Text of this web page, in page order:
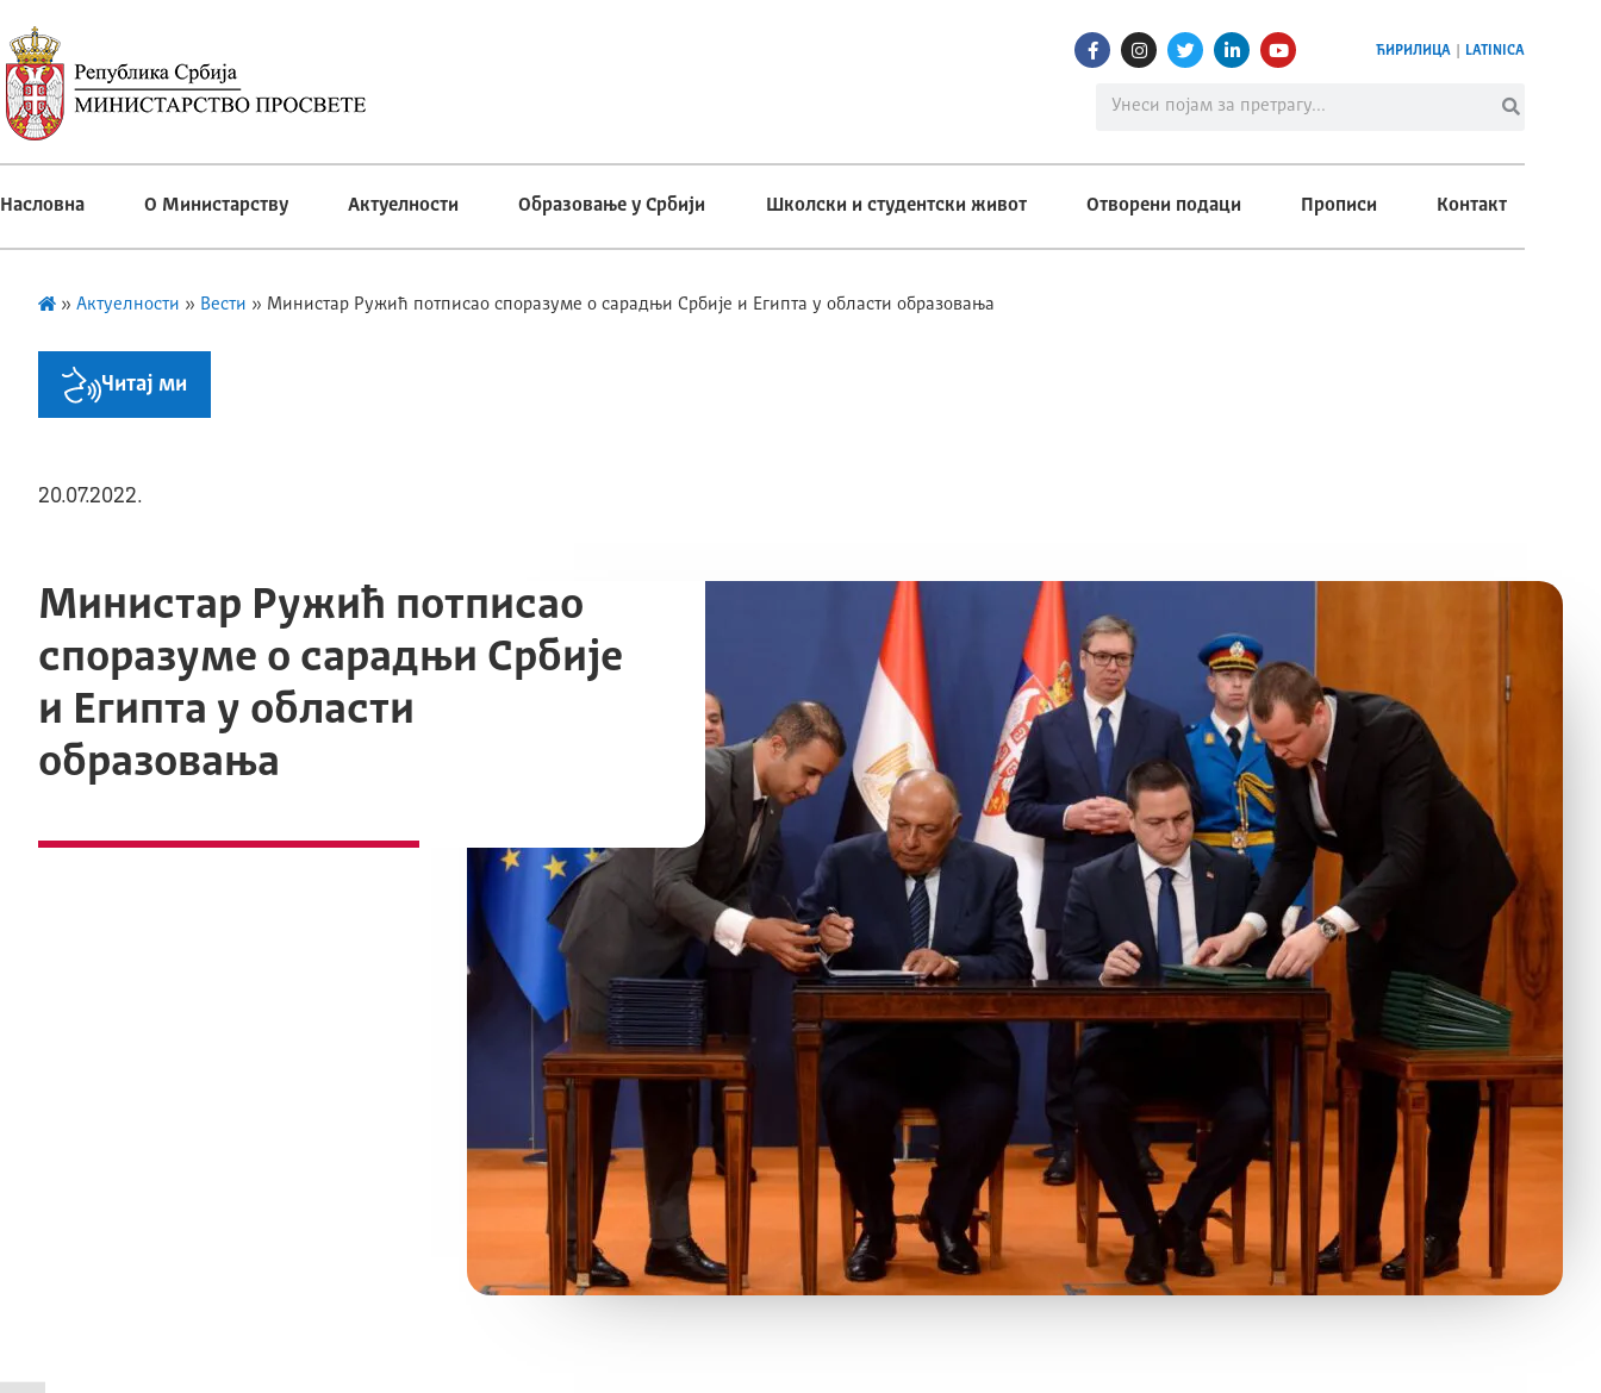
ЋИРИЛИЦА LATINICA
Насловна О Министарству Актуелности Образовање у Србији Школски и студентски живот Отворени подаци Прописи Контакт
» Актуелности » Вести » Министар Ружић потписао споразуме o сарадњи Србије и Египта у области образовања
Читај ми
20.07.2022.
Министар Ружић потписао
споразуме o сарадњи Србије
и Египта у области
образовања